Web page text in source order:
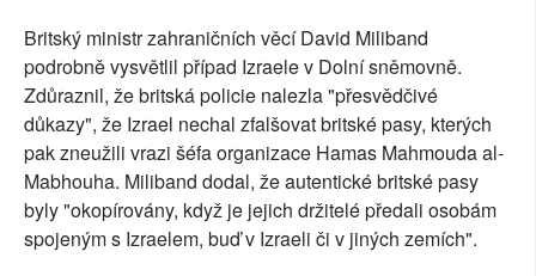
Britský ministr zahraničních věcí David Miliband
podrobně vysvětlil případ Izraele v Dolní sněmovně.
Zdůraznil, že britská policie nalezla "přesvědčivé
důkazy", že Izrael nechal zfalšovat britské pasy, kterých
pak zneužili vrazi šéfa organizace Hamas Mahmouda al-
Mabhouha. Miliband dodal, že autentické britské pasy
byly "okopírovány, když je jejich držitelé předali osobám
spojeným s Izraelem, buď v Izraeli či v jiných zemích".